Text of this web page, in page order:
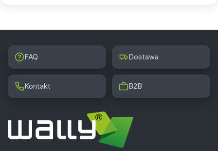
FAQ Dostawa
Kontakt B2B